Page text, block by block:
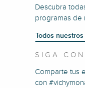
Descubra
programas de
Todos
SIGA
Comparte tus
con